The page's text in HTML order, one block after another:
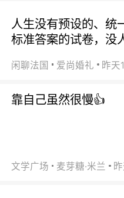
人生没有预设的、统
标准答案的试卷，没
闲聊法国 爱尚婚礼 昨天
靠自己虽然很慢👍
文学广场 麦芽糖·米兰